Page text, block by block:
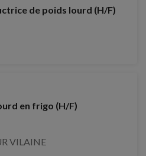
de poids lourd (H/F)
en frigo (H/F)
VILAINE